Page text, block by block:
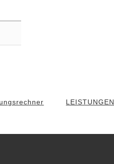
LEISTUNGEN